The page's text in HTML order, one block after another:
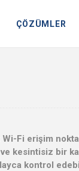
ÇÖZÜMLER
Fi erişim
kesintisiz bir
kontrol